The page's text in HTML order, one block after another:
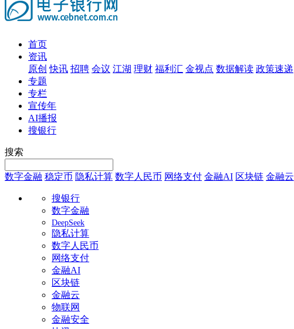
首页
资讯
原创 快讯 招聘 会议 江湖 理财 福利汇 金视点 数据解读 政策速递
专题
专栏
宣传年
AI播报
搜银行
搜索
数字金融 稳定币 隐私计算 数字人民币 网络支付 金融AI 区块链 金融云
搜银行
数字金融
DeepSeek
隐私计算
数字人民币
网络支付
金融AI
区块链
金融云
物联网
金融安全